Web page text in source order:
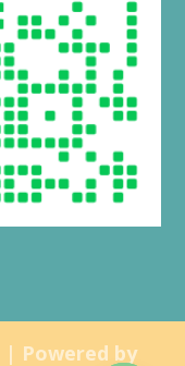
| Powered by